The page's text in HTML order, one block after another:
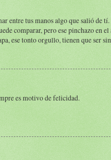
entre tus manos algo que salió de tí.
comparar, pero ese pinchazo en
ese tonto orgullo, tienen que ser
es motivo de felicidad.